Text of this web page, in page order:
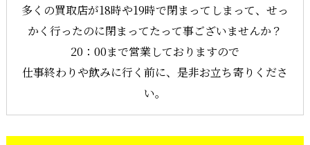
多くの買取店が18時や19時で閉まってしまって、せっ
かく行ったのに閉まってたって事ございませんか？
20：00まで営業しておりますので
仕事終わりや飲みに行く前に、是非お立ち寄りくださ
い。